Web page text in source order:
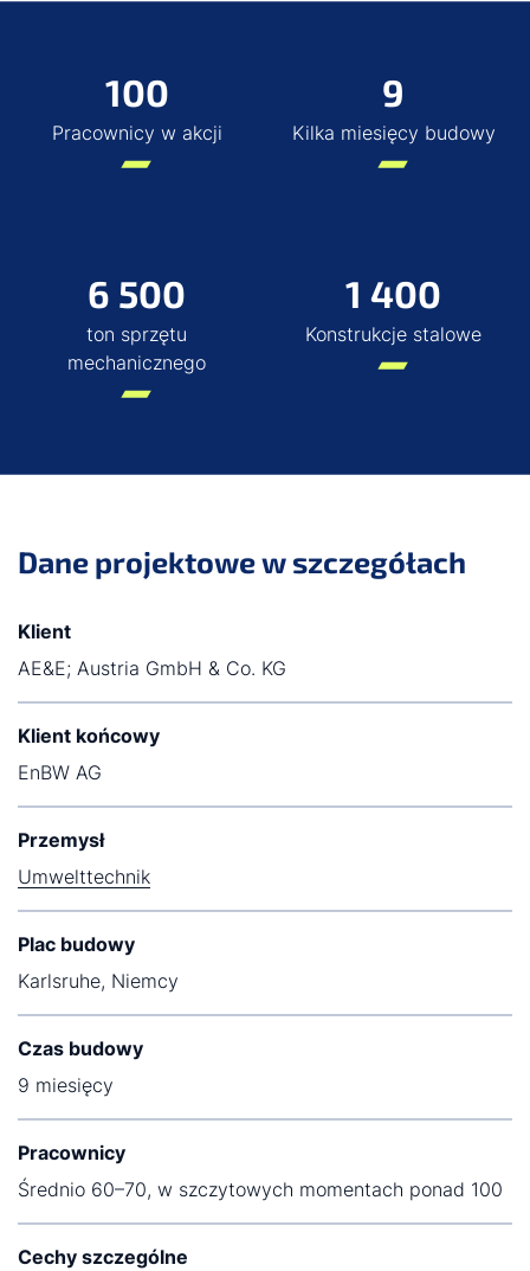
100
Pracownicy w akcji
9
Kilka miesięcy budowy
6 500
ton sprzętu
mechanicznego
1 400
Konstrukcje stalowe
Dane projektowe w szczegółach
Klient
AE&E; Austria GmbH & Co. KG
Klient końcowy
EnBW AG
Przemysł
Umwelttechnik
Plac budowy
Karlsruhe, Niemcy
Czas budowy
9 miesięcy
Pracownicy
Średnio 60–70, w szczytowych momentach ponad 100
Cechy szczególne